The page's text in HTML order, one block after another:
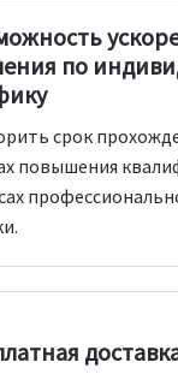
по
срок
повышения